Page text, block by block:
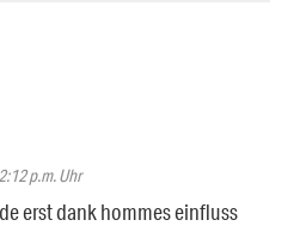
p.m. Uhr
erst dank hommes einfluss